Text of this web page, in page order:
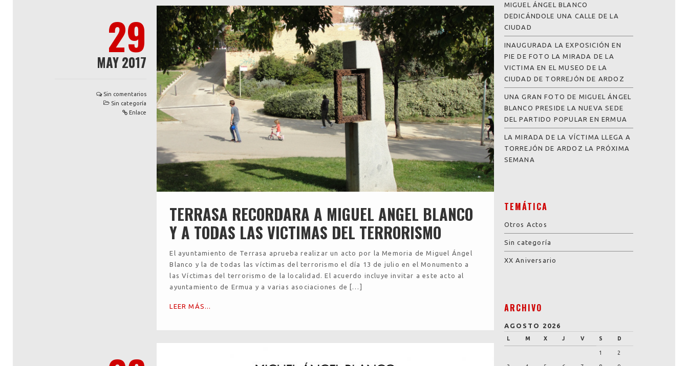
29
MAY 2017
Sin comentarios
Sin categoría
Enlace
TERRASA RECORDARA A MIGUEL ANGEL BLANCO
Y A TODAS LAS VICTIMAS DEL TERRORISMO
El ayuntamiento de Terrasa aprueba realizar un acto por la Memoria de Miguel Ángel
Blanco y la de todas las víctimas del terrorismo el día 13 de julio en el Monumento a
las Víctimas del terrorismo de la localidad. El acuerdo incluye invitar a este acto al
ayuntamiento de Ermua y a varias asociaciones de […]
LEER MÁS...
MIGUEL ÁNGEL BLANCO
DEDICÁNDOLE UNA CALLE DE LA
CIUDAD
INAUGURADA LA EXPOSICIÓN EN
PIE DE FOTO LA MIRADA DE LA
VICTIMA EN EL MUSEO DE LA
CIUDAD DE TORREJÓN DE ARDOZ
UNA GRAN FOTO DE MIGUEL ÁNGEL
BLANCO PRESIDE LA NUEVA SEDE
DEL PARTIDO POPULAR EN ERMUA
LA MIRADA DE LA VÍCTIMA LLEGA A
TORREJÓN DE ARDOZ LA PRÓXIMA
SEMANA
TEMÁTICA
Otros Actos
Sin categoría
XX Aniversario
ARCHIVO
AGOSTO 2026
L M X J V S D
1 2